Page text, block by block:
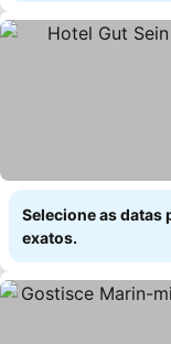
Selecione as datas
exatos.